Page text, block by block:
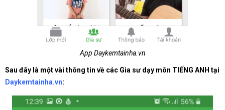
App Daykemtainha.vn
Sau đây là một vài thông tin về các Gia sư dạy môn TIẾNG ANH tại
Daykemtainha.vn: